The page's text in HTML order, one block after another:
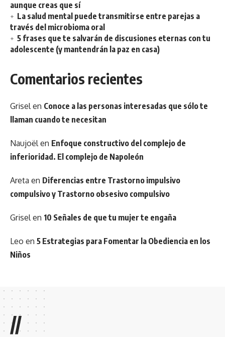
aunque creas que sí
La salud mental puede transmitirse entre parejas a
través del microbioma oral
5 frases que te salvarán de discusiones eternas con tu
adolescente (y mantendrán la paz en casa)
Comentarios recientes
Grisel en Conoce a las personas interesadas que sólo te
llaman cuando te necesitan
Naujoël en Enfoque constructivo del complejo de
inferioridad. El complejo de Napoleón
Areta en Diferencias entre Trastorno impulsivo
compulsivo y Trastorno obsesivo compulsivo
Grisel en 10 Señales de que tu mujer te engaña
Leo en 5 Estrategias para Fomentar la Obediencia en los
Niños
//